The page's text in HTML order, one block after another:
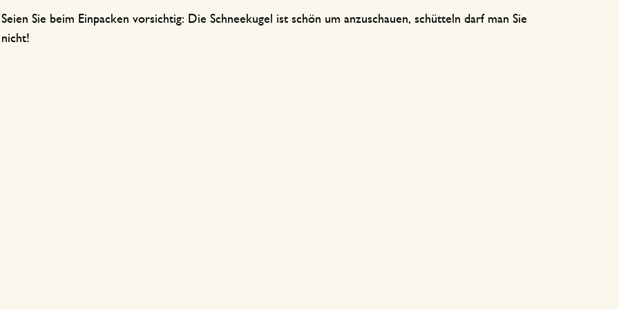
Seien Sie beim Einpacken vorsichtig: Die Schneekugel ist schön um anzuschauen, schütteln darf man Sie
nicht!